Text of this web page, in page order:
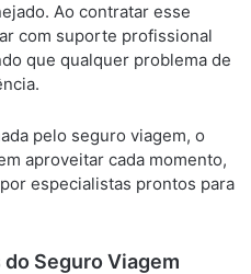
Ao contratar esse
com suporte profissional
que qualquer problema de
pelo seguro viagem, o
aproveitar cada momento,
especialistas prontos para
Seguro Viagem